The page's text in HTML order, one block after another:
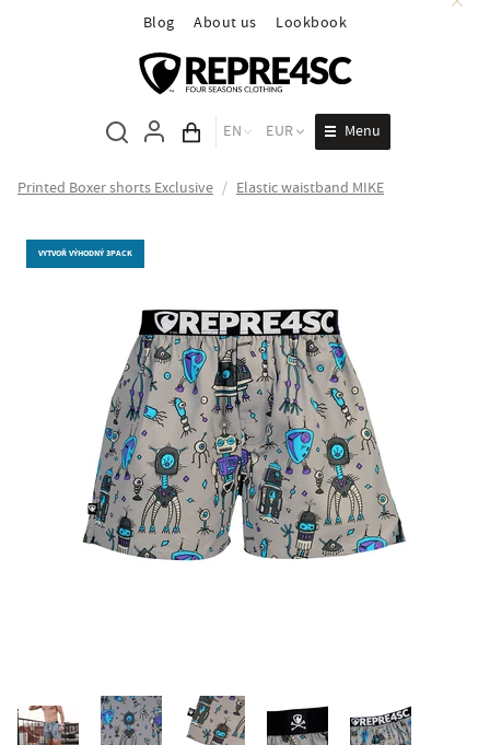
Blog About us Lookbook
Cart total
EN EUR Menu
Printed Boxer shorts Exclusive / Elastic waistband MIKE
VYTVOŘ VÝHODNÝ 3PACK